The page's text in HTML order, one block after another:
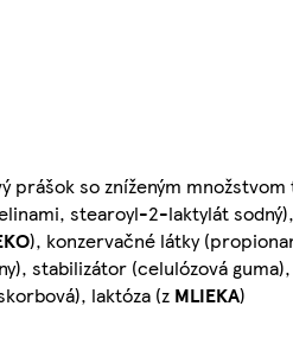
prášok so zníženým množstvom
stearoyl-2-laktylát
), konzervačné látky
stabilizátor (celulózová
laktóza (z MLIEKA)